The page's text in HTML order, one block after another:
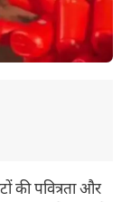
की पवित्रता और